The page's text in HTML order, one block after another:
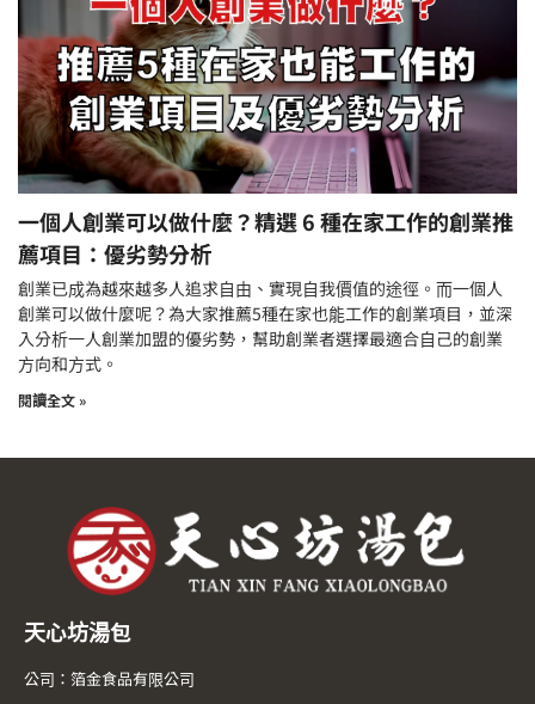
一個人創業可以做什麼？精選 6 種在家工作的創業推
薦項目：優劣勢分析
創業已成為越來越多人追求自由、實現自我價值的途徑。而一個人
創業可以做什麼呢？為大家推薦5種在家也能工作的創業項目，並深
入分析一人創業加盟的優劣勢，幫助創業者選擇最適合自己的創業
方向和方式。
閱讀全文 »
天心坊湯包
公司：箔金食品有限公司